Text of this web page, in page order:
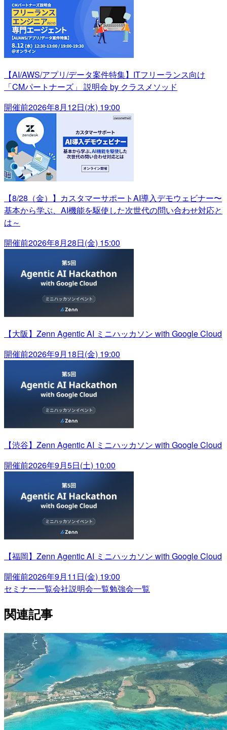
【AI/AWS/アプリ/データ案件特集】ITフリーランス向け
「CMパートナーズ」 説明会 by クラスメソッド
開催前2026年8月12日(水) 19:00
【8/28（金）】カスタマーサポートAI導入デモウェビナー〜
基本から学ぶ、AI機能を駆使した次世代の問い合わせ対応と
は～
開催前2026年8月28日(金) 15:00
【大阪】Zenn Agentic AI ミニハッカソン with Google Cloud
開催前2026年9月18日(金) 19:00
【渋谷】Zenn Agentic AI ミニハッカソン with Google Cloud
開催前2026年9月5日(土) 10:00
【福岡】Zenn Agentic AI ミニハッカソン with Google Cloud
開催前2026年9月11日(金) 19:00
セミナー一覧会社説明会一覧勉強会一覧
関連記事